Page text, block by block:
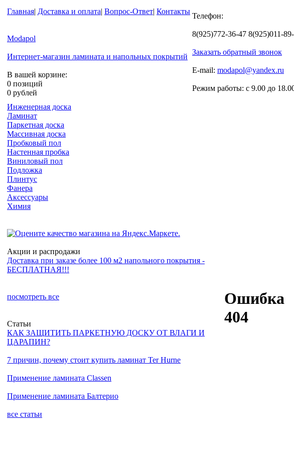
Главная| Доставка и оплата| Вопрос-Ответ| Контакты
Modapol
Интернет-магазин ламината и напольных покрытий
В вашей корзине:
0 позиций
0 рублей
Телефон:
8(925)772-36-47 8(925)011-
Заказать обратный звонок
E-mail: modapol@yandex.ru
Режим работы: с 9.00 до
Инженерная доска
Ламинат
Паркетная доска
Массивная доска
Пробковый пол
Настенная пробка
Виниловый пол
Подложка
Плинтус
Фанера
Аксессуары
Химия
Акции и распродажи
Доставка при заказе более 100 м2 напольного покрытия -
БЕСПЛАТНАЯ!!!
посмотреть все
Статьи
КАК ЗАЩИТИТЬ ПАРКЕТНУЮ ДОСКУ ОТ ВЛАГИ И
ЦАРАПИН?
7 причин, почему стоит купить ламинат Ter Hurne
Применение ламината Classen
Применение ламината Балтерио
все статьи
Ошибка
404